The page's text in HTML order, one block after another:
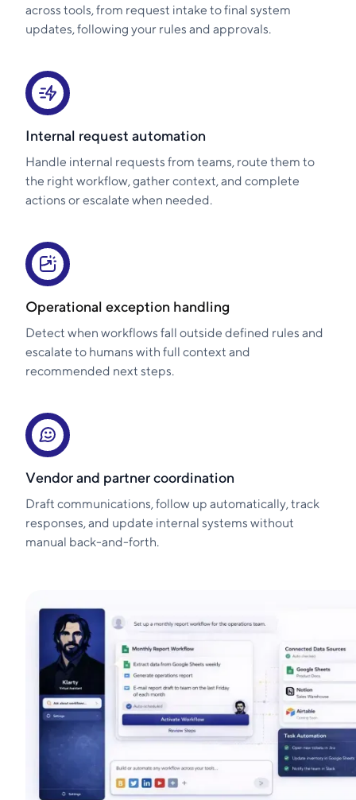
across tools, from request intake to final system
updates, following your rules and approvals.
Internal request automation
Handle internal requests from teams, route them to
the right workflow, gather context, and complete
actions or escalate when needed.
Operational exception handling
Detect when workflows fall outside defined rules and
escalate to humans with full context and
recommended next steps.
Vendor and partner coordination
Draft communications, follow up automatically, track
responses, and update internal systems without
manual back-and-forth.